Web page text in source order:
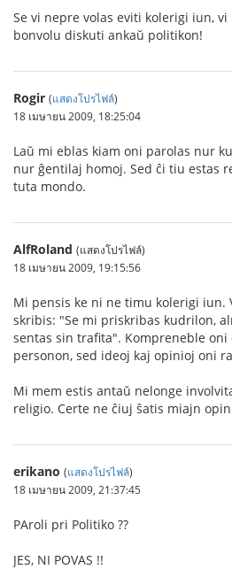
Se vi nepre volas eviti kolerigi iun, vi
bonvolu diskuti ankaŭ politikon!
Rogir (แสดงโปรไฟล์)
18 เมษายน 2009, 18:25:04
Laŭ mi eblas kiam oni parolas nur
nur ĝentilaj homoj. Sed ĉi tiu estas
tuta mondo.
AlfRoland (แสดงโปรไฟล์)
18 เมษายน 2009, 19:15:56
Mi pensis ke ni ne timu kolerigi iun.
skribis: "Se mi priskribas kudrilon,
sentas sin trafita". Kompreneble
personon, sed ideoj kaj opinioj oni
Mi mem estis antaŭ nelonge
religio. Certe ne ĉiuj ŝatis miajn
erikano (แสดงโปรไฟล์)
18 เมษายน 2009, 21:37:45
PAroli pri Politiko ??
JES, NI POVAS !!